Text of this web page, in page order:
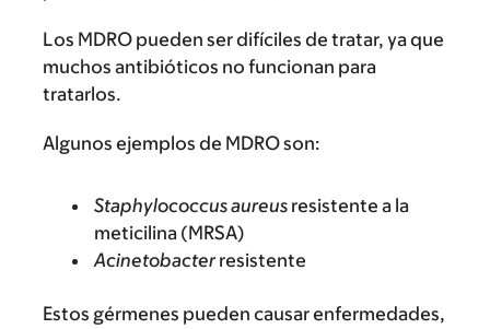
Los MDRO pueden ser difíciles de tratar, ya que
muchos antibióticos no funcionan para
tratarlos.
Algunos ejemplos de MDRO son:
Staphylococcus aureus resistente a la
meticilina (MRSA)
Acinetobacterresistente
Estos gérmenes pueden causar enfermedades,